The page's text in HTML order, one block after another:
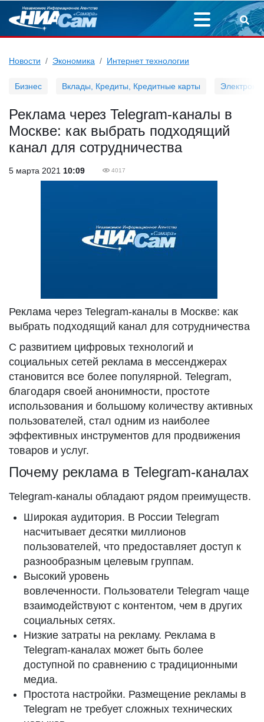
Новости Экономика Интернет технологии
Бизнес Вклады, Кредиты, Кредитные карты
Реклама через Telegram-каналы в
Москве: как выбрать подходящий
канал для сотрудничества
5 марта 2021 10:09 4017
Реклама через Telegram-каналы в Москве: как
выбрать подходящий канал для сотрудничества
С развитием цифровых технологий и
социальных сетей реклама в мессенджерах
становится все более популярной. Telegram,
благодаря своей анонимности, простоте
использования и большому количеству активных
пользователей, стал одним из наиболее
эффективных инструментов для продвижения
товаров и услуг.
Почему реклама в Telegram-каналах
Telegram-каналы обладают рядом преимуществ.
Широкая аудитория. В России Telegram
насчитывает десятки миллионов
пользователей, что предоставляет доступ к
разнообразным целевым группам.
Высокий уровень
вовлеченности. Пользователи Telegram чаще
взаимодействуют с контентом, чем в других
социальных сетях.
Низкие затраты на рекламу. Реклама в
Telegram-каналах может быть более
доступной по сравнению с традиционными
медиа.
Простота настройки. Размещение рекламы в
Telegram не требует сложных технических